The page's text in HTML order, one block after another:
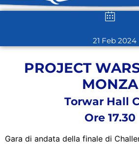
21 Feb 2024
PROJECT
MONZA
Torwar Hall
Ore 17.30
Gara di andata della finale di